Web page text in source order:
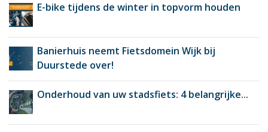
E-bike tijdens de winter in topvorm houden
Banierhuis neemt Fietsdomein Wijk bij
Duurstede over!
Onderhoud van uw stadsfiets: 4 belangrijke...